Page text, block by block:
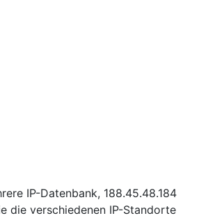
IP-Datenbank, 188.45.48.184
die verschiedenen IP-Standorte